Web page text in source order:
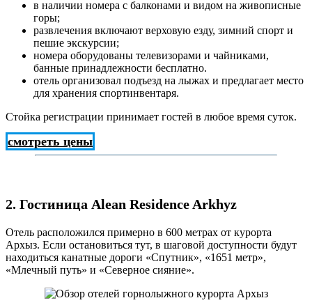
в наличии номера с балконами и видом на живописные
горы;
развлечения включают верховую езду, зимний спорт и
пешие экскурсии;
номера оборудованы телевизорами и чайниками,
банные принадлежности бесплатно.
отель организовал подъезд на лыжах и предлагает место
для хранения спортинвентаря.
Стойка регистрации принимает гостей в любое время суток.
смотреть цены
2. Гостиница Alean Residence Arkhyz
Отель расположился примерно в 600 метрах от курорта
Архыз. Если остановиться тут, в шаговой доступности будут
находиться канатные дороги «Спутник», «1651 метр»,
«Млечный путь» и «Северное сияние».